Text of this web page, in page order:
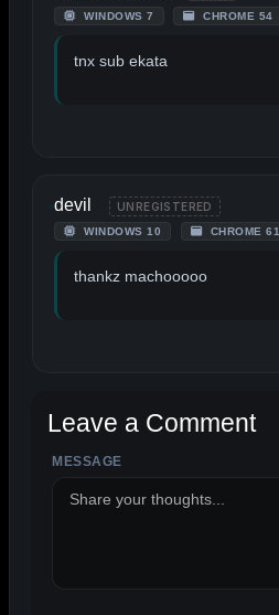
WINDOWS 7 CHROME 54
tnx sub ekata
devil UNREGISTERED
WINDOWS 10 CHROME 61
thankz machooooo
Leave a Comment
MESSAGE
ALTERNATIVE: